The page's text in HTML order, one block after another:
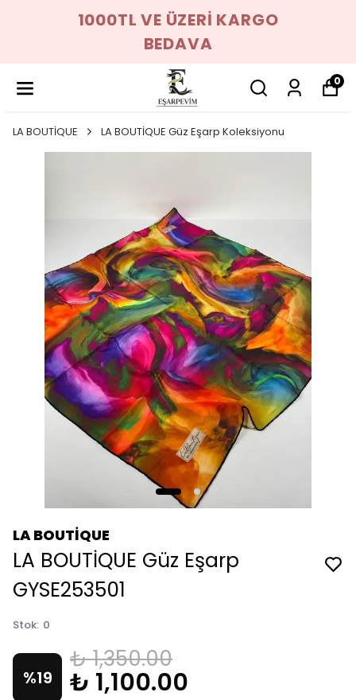
1000TL VE ÜZERİ KARGO
BEDAVA
0
LA BOUTİQUE LA BOUTİQUE Güz Eşarp Koleksiyonu
LA BOUTİQUE
LA BOUTİQUE Güz Eşarp
GYSE253501
Stok: 0
%19
₺ 1,350.00
₺ 1,100.00